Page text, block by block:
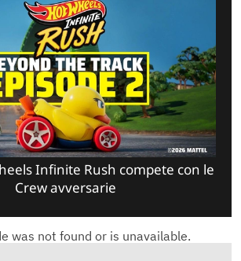
Infinite Rush compete con le
Crew avversarie